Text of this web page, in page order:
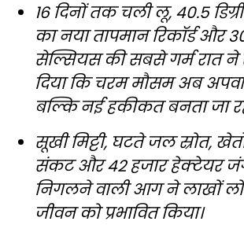
16 दिनों तक चली लू, 40.5
का नया तापमान रिकॉर्ड और
सेल्सियस की सबसे गर्म रात
दिया कि चरम मौसम अब
बल्कि नई हकीकत बनता जा
सूखी मिट्टी, घटते जल स्रोत,
संकट और 42 हजार हेक्टेयर
निगलने वाली आग ने लाखों
जीवन को प्रभावित किया।